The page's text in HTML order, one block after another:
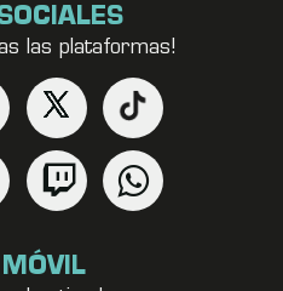
las plataformas!